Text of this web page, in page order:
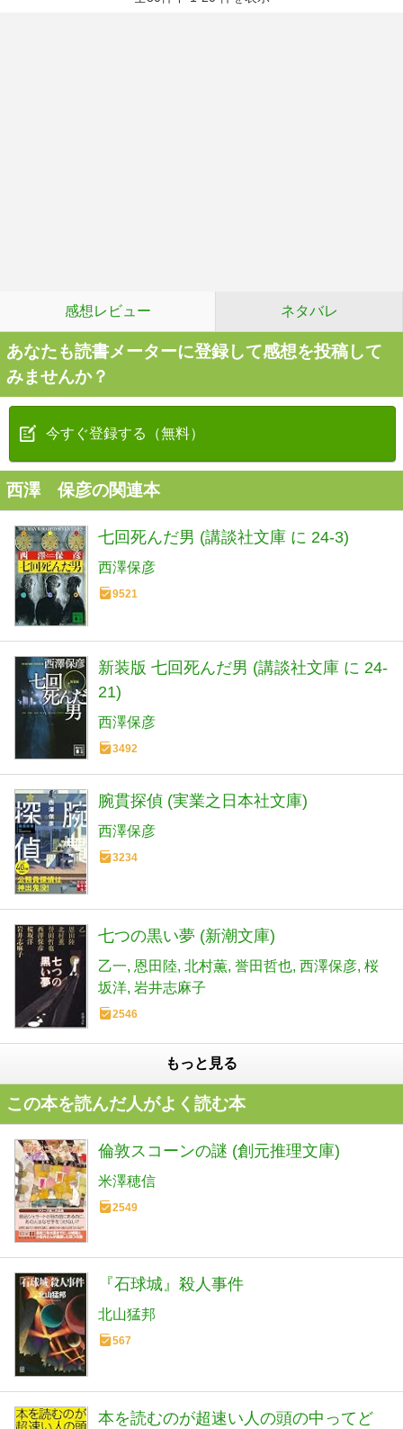
感想レビュー ネタバレ
あなたも読書メーターに登録して感想を投稿して
みませんか？
今すぐ登録する（無料）
西澤 保彦の関連本
七回死んだ男 (講談社文庫 に 24-3)
西澤保彦
9521
新装版 七回死んだ男 (講談社文庫 に 24-
21)
西澤保彦
3492
腕貫探偵 (実業之日本社文庫)
西澤保彦
3234
七つの黒い夢 (新潮文庫)
乙一 恩田陸 北村薫 誉田哲也 西澤保彦 桜
坂洋 岩井志麻子
2546
もっと見る
この本を読んだ人がよく読む本
倫敦スコーンの謎 (創元推理文庫)
米澤穂信
2549
『石球城』殺人事件
北山猛邦
567
本を読むのが超速い人の頭の中ってど